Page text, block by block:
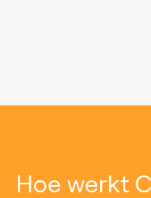
Hoe werkt